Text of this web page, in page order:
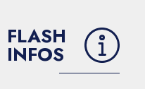
FLASH
INFOS